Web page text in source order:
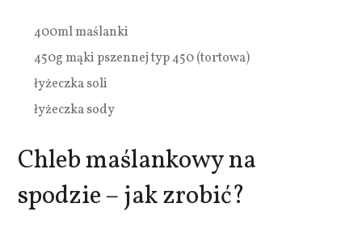
400ml maślanki
450g mąki pszennej typ 450 (tortowa)
łyżeczka soli
łyżeczka sody
Chleb maślankowy na
spodzie – jak zrobić?